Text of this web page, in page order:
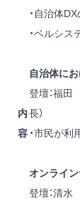
内
容
・自治体
・ベルシ
自治体に
登壇：福
長）
・市民が
オンライ
登壇：清